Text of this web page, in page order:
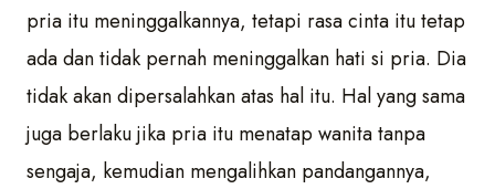
pria itu meninggalkannya, tetapi rasa cinta itu tetap
ada dan tidak pernah meninggalkan hati si pria. Dia
tidak akan dipersalahkan atas hal itu. Hal yang sama
juga berlaku jika pria itu menatap wanita tanpa
sengaja, kemudian mengalihkan pandangannya,